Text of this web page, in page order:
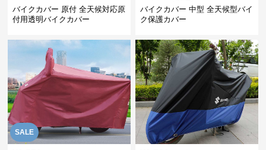
バイクカバー 原付 全天候対応原
付用透明バイクカバー
バイクカバー 中型 全天候型バイ
ク保護カバー
SALE